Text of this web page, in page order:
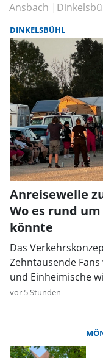
Ansbach
DINKELSBÜHL
Anreisewelle
Wo es rund
könnte
Das
Zehntausende
und Einheimische
vor 5 Stunden